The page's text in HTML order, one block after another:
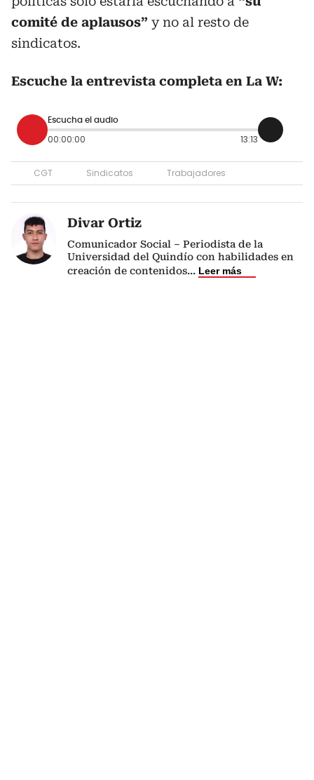
comité de aplausos” y no al resto de
sindicatos.
Escuche la entrevista completa en La W:
Escucha el audio
00:00:00 13:13
CGT Sindicatos Trabajadores
Divar Ortiz
Comunicador Social – Periodista de la
Universidad del Quindío con habilidades en
creación de contenidos... Leer más